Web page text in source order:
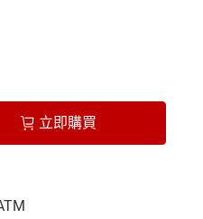
立即購買